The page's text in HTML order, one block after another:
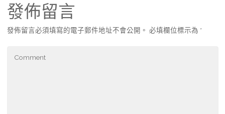
發佈留言
發佈留言必須填寫的電子郵件地址不會公開。 必填欄位標示為 *